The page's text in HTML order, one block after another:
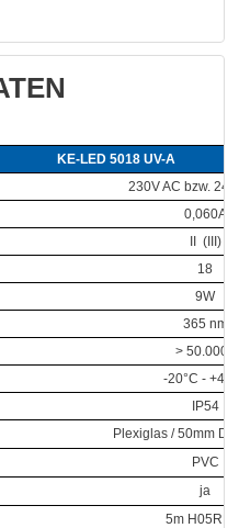
KE-LED 5018 UV-A
230V AC bzw.
0,060A
II (III)
18
9W
365 nm
> 50.000h
-20°C -
IP54
Plexiglas / 50mm
PVC
ja
5m H05RN-